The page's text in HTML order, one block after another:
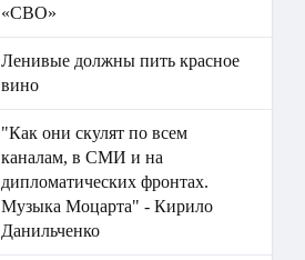
«СВО»
Ленивые должны пить красное
вино
"Как они скулят по всем
каналам, в СМИ и на
дипломатических фронтах.
Музыка Моцарта" - Кирило
Данильченко